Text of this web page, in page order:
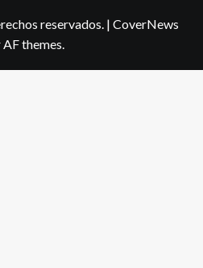
reservados. | CoverNews
themes.